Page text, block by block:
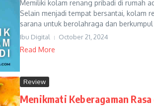
Memiliki kolam renang pribadi di rumah
Selain menjadi tempat bersantai, kolam
sarana untuk berolahraga dan
Ibu Digital October 21, 2024
Read More
Review
Menikmati Keberagaman